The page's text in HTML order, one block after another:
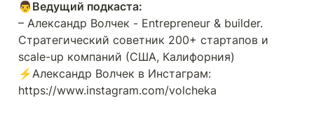
– Александр Волчек - Entrepreneur & builder.
Стратегический советник 200+ стартапов и
scale-up компаний (США, Калифорния)
⚡️Александр Волчек в Инстаграм:
https://www.instagram.com/volcheka